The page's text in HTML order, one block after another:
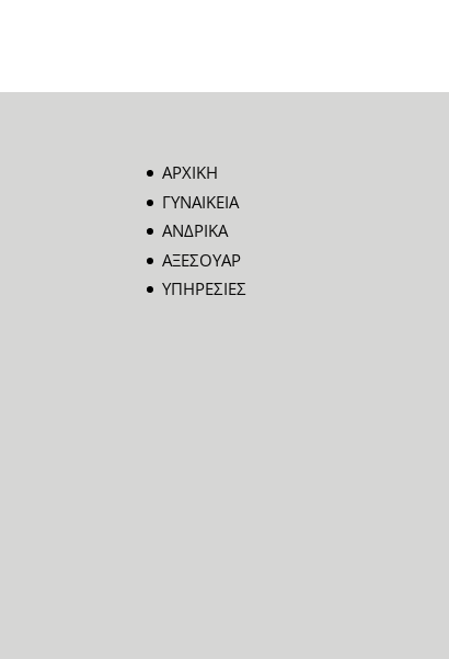
ΑΡΧΙΚΗ
ΓΥΝΑΙΚΕΙΑ
ΑΝΔΡΙΚΑ
ΑΞΕΣΟΥΑΡ
ΥΠΗΡΕΣΙΕΣ